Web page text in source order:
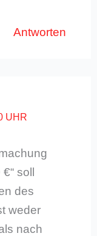
Antworten
UHR
soll
des
weder
nach